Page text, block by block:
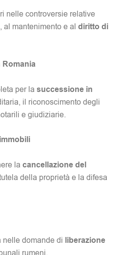
nelle controversie relative
, al mantenimento e al diritto di
per la successione in
il riconoscimento degli
e giudiziarie.
la cancellazione del
della proprietà e la difesa
domande di liberazione